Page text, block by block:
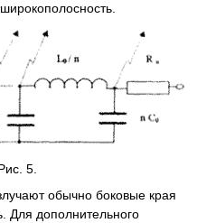
5.
обычно боковые края
Для дополнительного